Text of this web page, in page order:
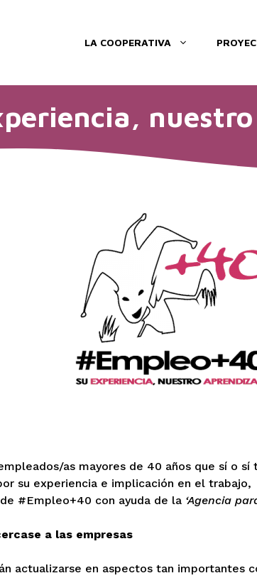
LA COOPERATIVA
as mayores de 40 años que sí o
su experiencia e implicación en el trabajo,
#Empleo+40 con ayuda de la ‘Agencia
a las empresas
actualizarse en aspectos tan importantes